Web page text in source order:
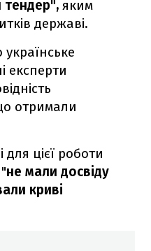
тендер", яким
державі.
експерти
отримали
цієї роботи
не мали досвіду
криві